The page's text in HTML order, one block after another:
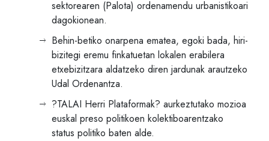
sektorearen (Palota) ordenamendu urbanistikoari
dagokionean.
Behin-betiko onarpena ematea, egoki bada, hiri-
bizitegi eremu finkatuetan lokalen erabilera
etxebizitzara aldatzeko diren jardunak arautzeko
Udal Ordenantza.
?TALAI Herri Plataformak? aurkeztutako mozioa
euskal preso politikoen kolektiboarentzako
status politiko baten alde.